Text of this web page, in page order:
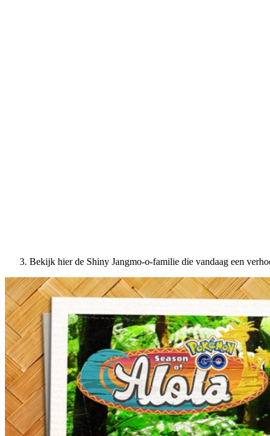
Bekijk hier de Shiny Jangmo-o-familie die vandaag een